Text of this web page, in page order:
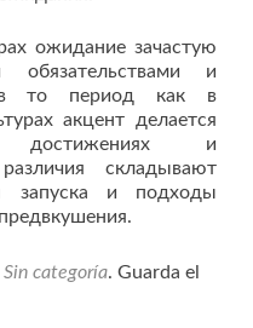
ожидание зачастую
и
в то период как в
акцент делается
достижениях и
складывают
запуска и подходы
Sin categoría. Guarda el